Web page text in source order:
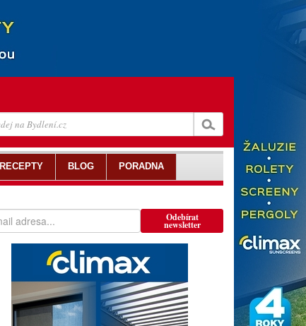
Odebírat
newsletter
RECEPTY BLOG PORADNA